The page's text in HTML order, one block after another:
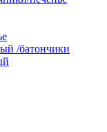
/батончики